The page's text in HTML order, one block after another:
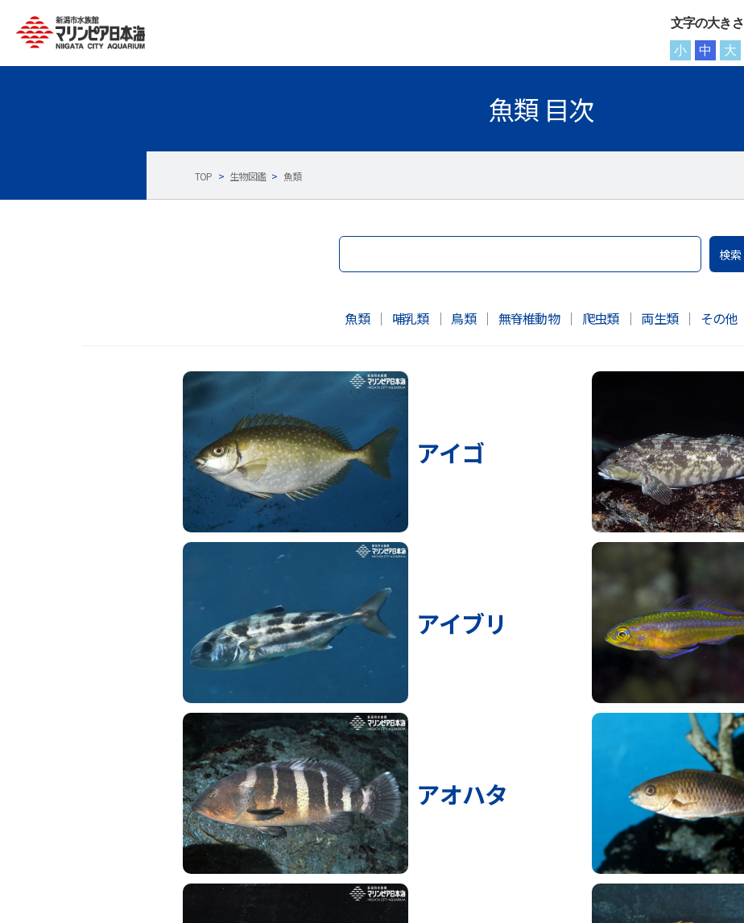
文字の大きさ
小
中 大
魚類 目次
TOP > 生物図鑑 > 魚類
検索
魚類 ｜ 哺乳類 ｜ 鳥類 ｜ 無脊椎動物 ｜ 爬虫類 ｜ 両生類 ｜ その他
アイゴ
アイブリ
アオハタ